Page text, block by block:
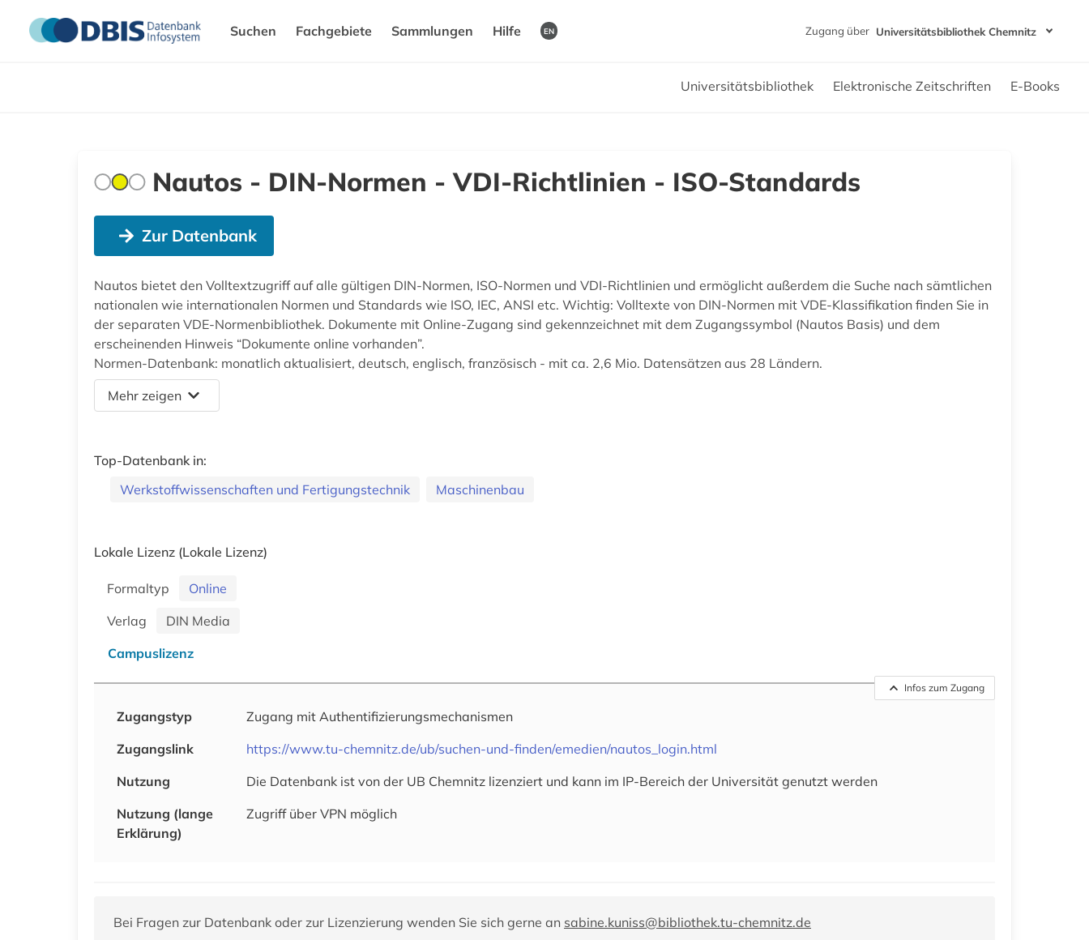
Suchen Fachgebiete Sammlungen Hilfe EN Zugang über Universitätsbibliothek Chemnitz
Universitätsbibliothek Elektronische Zeitschriften E-Books
Nautos - DIN-Normen - VDI-Richtlinien - ISO-Standards
Zur Datenbank
Nautos bietet den Volltextzugriff auf alle gültigen DIN-Normen, ISO-Normen und VDI-Richtlinien und ermöglicht außerdem die Suche nach sämtlichen
nationalen wie internationalen Normen und Standards wie ISO, IEC, ANSI etc. Wichtig: Volltexte von DIN-Normen mit VDE-Klassifikation finden Sie in
der separaten VDE-Normenbibliothek. Dokumente mit Online-Zugang sind gekennzeichnet mit dem Zugangssymbol (Nautos Basis) und dem
erscheinenden Hinweis “Dokumente online vorhanden”.
Normen-Datenbank: monatlich aktualisiert, deutsch, englisch, französisch - mit ca. 2,6 Mio. Datensätzen aus 28 Ländern.
Mehr zeigen
Top-Datenbank in:
Werkstoffwissenschaften und Fertigungstechnik
Maschinenbau
Lokale Lizenz (Lokale Lizenz)
Formaltyp
Online
Verlag
DIN Media
Campuslizenz
Infos zum Zugang
Zugangstyp
Zugang mit Authentifizierungsmechanismen
Zugangslink
https://www.tu-chemnitz.de/ub/suchen-und-finden/emedien/nautos_login.html
Nutzung
Die Datenbank ist von der UB Chemnitz lizenziert und kann im IP-Bereich der Universität genutzt werden
Nutzung (lange
Erklärung)
Zugriff über VPN möglich
Bei Fragen zur Datenbank oder zur Lizenzierung wenden Sie sich gerne an sabine.kuniss@bibliothek.tu-chemnitz.de